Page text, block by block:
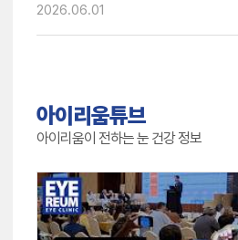
2026.06.01
아이리움튜브
아이리움이 전하는 눈 건강 정보